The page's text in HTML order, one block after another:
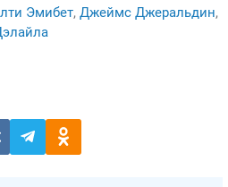
Эмибет, Джеймс Джеральдин,